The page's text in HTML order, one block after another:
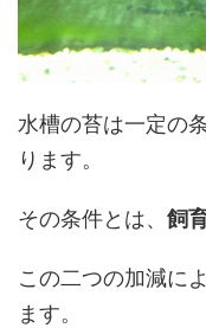
水槽の苔は一定の
ります。
その条件とは、 飼
この二つの加減に
ます。